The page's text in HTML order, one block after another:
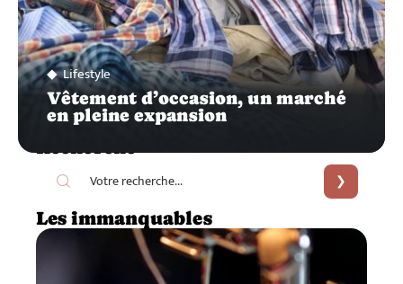
Lifestyle
Vêtement d’occasion, un marché
en pleine expansion
Les immanquables